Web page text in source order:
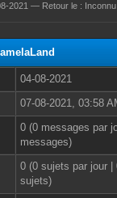
2021 — Retour le : Inconnu
04-08-2021
07-08-2021, 03:58
0 (0 messages par
messages)
0 (0 sujets par jour |
sujets)